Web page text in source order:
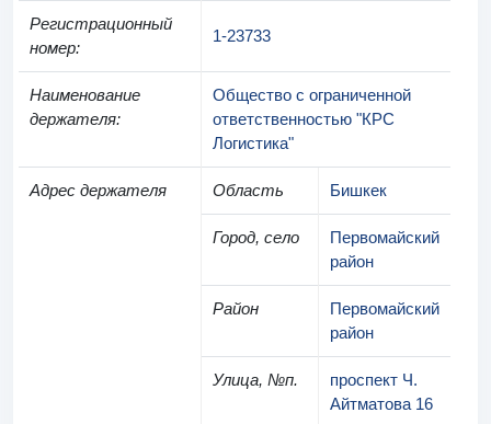
Регистрационный
номер:
1-23733
Наименование
держателя:
Общество с ограниченной
ответственностью "КРС
Логистика"
Адрес держателя Область Бишкек
Город, село
Первомайский
район
Район
Первомайский
район
Улица, №п.
проспект Ч.
Айтматова 16